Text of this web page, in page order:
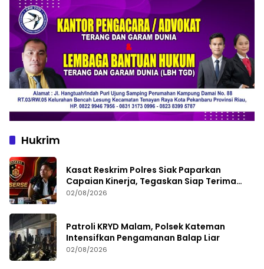
Hukrim
Kasat Reskrim Polres Siak Paparkan
Capaian Kinerja, Tegaskan Siap Terima
Kritik dan Evaluasi
02/08/2026
Patroli KRYD Malam, Polsek Kateman
Intensifkan Pengamanan Balap Liar
02/08/2026